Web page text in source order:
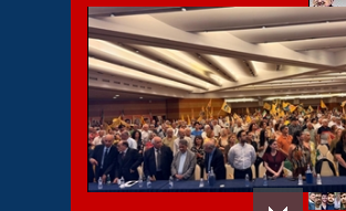
اوجگیری جنگ و جدال بر سر
«مذاکره»